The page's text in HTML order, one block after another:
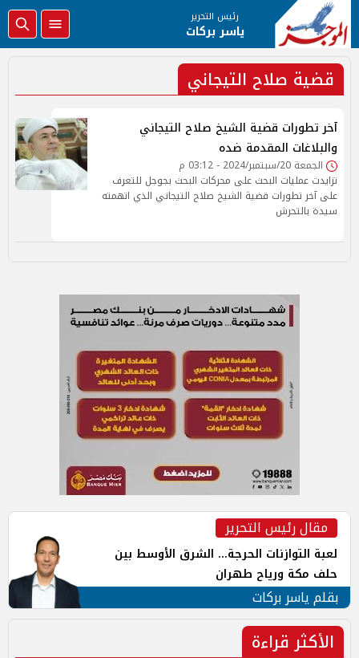
رئيس التحرير
ياسر بركات
قضية صلاح التيجاني
آخر تطورات قضية الشيخ صلاح التيجاني
والبلاغات المقدمة ضده
الجمعة 20/سبتمبر/2024 - 03:12 م
تزايدت عمليات البحث على محركات البحث بجوجل للتعرف
على آخر تطورات قضية الشيخ صلاح التيجاني الذي اتهمته
سيدة بالتحرش
مقال رئيس التحرير
لعبة التوازنات الحرجة... الشرق الأوسط بين
حلف مكة ورياح طهران
بقلم ياسر بركات
الأكثر قراءة